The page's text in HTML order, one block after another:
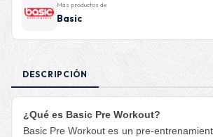
Más productos de
Basic
DESCRIPCIÓN
¿Qué es Basic Pre Workout?
Basic Pre Workout es un pre-